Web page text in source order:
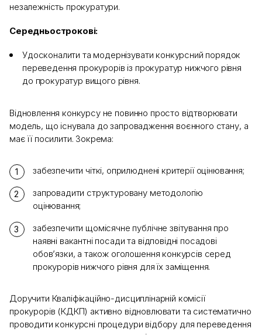
незалежність прокуратури.
Середньострокові:
Удосконалити та модернізувати конкурсний порядок
переведення прокурорів із прокуратур нижчого рівня
до прокуратур вищого рівня.
Відновлення конкурсу не повинно просто відтворювати
модель, що існувала до запровадження воєнного стану, а
має її посилити. Зокрема:
забезпечити чіткі, оприлюднені критерії оцінювання;
запровадити структуровану методологію
оцінювання;
забезпечити щомісячне публічне звітування про
наявні вакантні посади та відповідні посадові
обов’язки, а також оголошення конкурсів серед
прокурорів нижчого рівня для їх заміщення.
Доручити Кваліфікаційно-дисциплінарній комісії
прокурорів (КДКП) активно відновлювати та систематично
проводити конкурсні процедури відбору для переведення